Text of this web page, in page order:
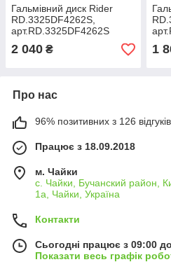
Гальмівний диск Rider
RD.3325DF4262S,
арт.RD.3325DF4262S
2 040 ₴ 1
Про нас
96% позитивних з 126
Працює з 18.09.2018
м. Чайки
с. Чайки, Бучанский район,
1а, Чайки, Україна
Контакти
Сьогодні працює з 09:00
Показати весь графік